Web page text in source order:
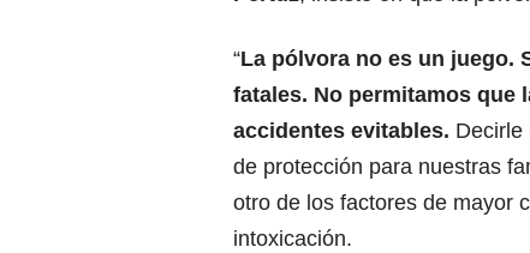
“La pólvora no es un juego.
fatales. No permitamos que
accidentes evitables. Decirle
de protección para nuestras
otro de los factores de mayor
intoxicación.